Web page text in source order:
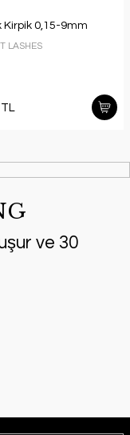
Kirpik 0,15-9mm
LASHES
ve 30